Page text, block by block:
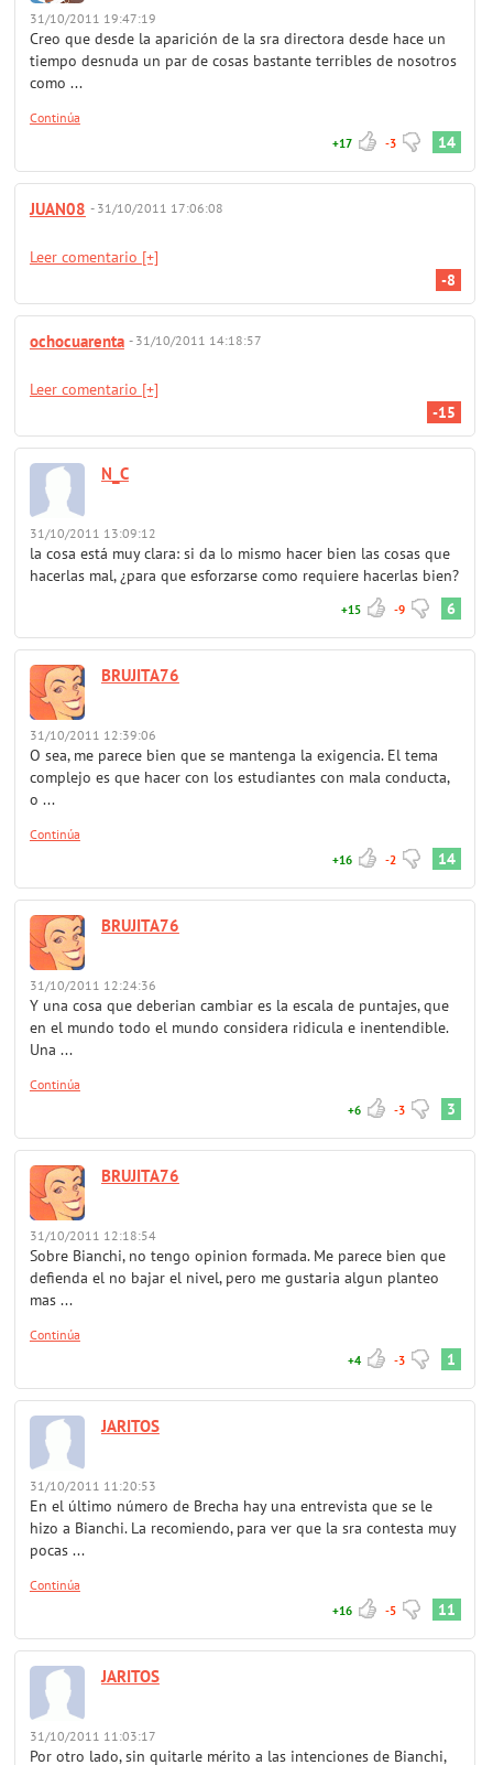
31/10/2011 19:47:19
Creo que desde la aparición de la sra directora desde hace un
tiempo desnuda un par de cosas bastante terribles de nosotros
como ...
Continúa
+17 -3 14
JUAN08 - 31/10/2011 17:06:08
Leer comentario [+]
-8
ochocuarenta - 31/10/2011 14:18:57
Leer comentario [+]
-15
N_C
31/10/2011 13:09:12
la cosa está muy clara: si da lo mismo hacer bien las cosas que
hacerlas mal, ¿para que esforzarse como requiere hacerlas bien?
+15 -9 6
BRUJITA76
31/10/2011 12:39:06
O sea, me parece bien que se mantenga la exigencia. El tema
complejo es que hacer con los estudiantes con mala conducta,
o ...
Continúa
+16 -2 14
BRUJITA76
31/10/2011 12:24:36
Y una cosa que deberian cambiar es la escala de puntajes, que
en el mundo todo el mundo considera ridicula e inentendible.
Una ...
Continúa
+6 -3 3
BRUJITA76
31/10/2011 12:18:54
Sobre Bianchi, no tengo opinion formada. Me parece bien que
defienda el no bajar el nivel, pero me gustaria algun planteo
mas ...
Continúa
+4 -3 1
JARITOS
31/10/2011 11:20:53
En el último número de Brecha hay una entrevista que se le
hizo a Bianchi. La recomiendo, para ver que la sra contesta muy
pocas ...
Continúa
+16 -5 11
JARITOS
31/10/2011 11:03:17
Por otro lado, sin quitarle mérito a las intenciones de Bianchi,